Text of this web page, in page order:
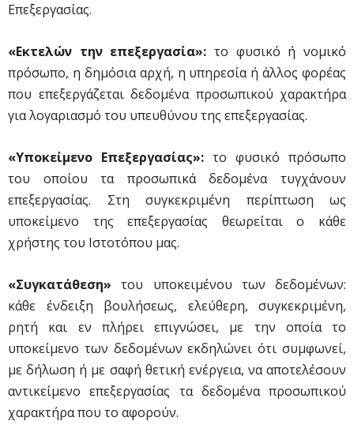
Επεξεργασίας.
«Εκτελών την επεξεργασία»: το φυσικό ή νομικό
πρόσωπο, η δημόσια αρχή, η υπηρεσία ή άλλος φορέας
που επεξεργάζεται δεδομένα προσωπικού χαρακτήρα
για λογαριασμό του υπευθύνου της επεξεργασίας.
«Υποκείμενο Επεξεργασίας»: το φυσικό πρόσωπο
του οποίου τα προσωπικά δεδομένα τυγχάνουν
επεξεργασίας. Στη συγκεκριμένη περίπτωση ως
υποκείμενο της επεξεργασίας θεωρείται ο κάθε
χρήστης του Ιστοτόπου μας.
«Συγκατάθεση» του υποκειμένου των δεδομένων:
κάθε ένδειξη βουλήσεως, ελεύθερη, συγκεκριμένη,
ρητή και εν πλήρει επιγνώσει, με την οποία το
υποκείμενο των δεδομένων εκδηλώνει ότι συμφωνεί,
με δήλωση ή με σαφή θετική ενέργεια, να αποτελέσουν
αντικείμενο επεξεργασίας τα δεδομένα προσωπικού
χαρακτήρα που το αφορούν.